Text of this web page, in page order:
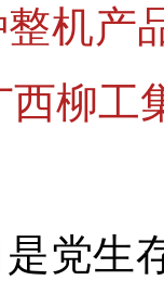
整机产
西柳工
生存